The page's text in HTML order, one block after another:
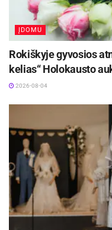
ĮDOMU
Rokiškyje gyvosios
kelias“ Holokausto
2026-08-04